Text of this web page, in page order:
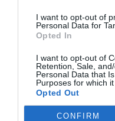
I want to opt-out of
Personal Data for
Opted In
I want to opt-out of
Retention, Sale,
Personal Data that
Purposes for which it
Opted Out
CONFIRM
NFL
YouTube
Publicidad